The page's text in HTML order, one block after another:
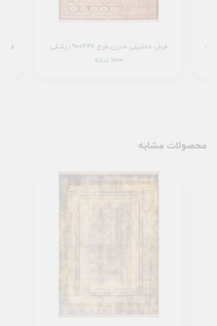
فرش ماشینی مدرن طرح 900442 زرشکی
1000 شانه
تمام رنگ
محصولات مشابه